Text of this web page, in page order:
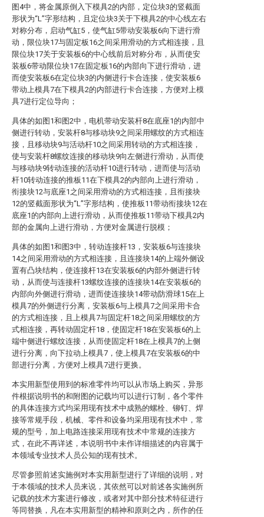
图4中，将金属原倒入下模具2的内部，定位块3的竖截面
形状为“L”字形结构，且定位块3关于下模具2的中心线左右
对称分布，启动气缸5，使气缸5带动安装板6向下进行滑
动，限位块17与固定板16之间采用滑动的方式相连接，且
限位块17关于安装板6的中心线前后对称分布，从而使安
装板6带动限位块17在固定板16的内部向下进行滑动，进
而使安装板6在定位块3的内侧进行卡合连接，使安装板6
带动上模具7在下模具2的内部进行卡合连接，方便对上模
具7进行定位导向；
具体的如图1和图2中，电机带动安装杆8在底座1的内部中
侧进行转动，安装杆8与移动块9之间采用螺纹的方式相连
接，且移动块9与活动杆10之间采用转动的方式相连接，
使与安装杆8螺纹连接的移动块9向左侧进行滑动，从而使
与移动块9转动连接的活动杆10进行转动，进而使与活动
杆10转动连接的推板11在下模具2的内部向上进行滑动，
衔接块12与底座1之间采用滑动的方式相连接，且衔接块
12的竖截面形状为“L”字形结构，使推板11带动衔接块12在
底座1的内部向上进行滑动，从而使推板11带动下模具2内
部的金属向上进行滑动，方便对金属进行脱模；
具体的如图1和图3中，转动连接杆13，安装板6与连接块
14之间采用滑动的方式相连接，且连接块14的上端外侧设
置有凸块结构，使连接杆13在安装板6的内部外侧进行转
动，从而使与连接杆13螺纹连接的连接块14在安装板6的
内部向外侧进行滑动，进而使连接块14带动防滑球15在上
模具7的外侧进行分离，安装板6与上模具7之间采用卡合
的方式相连接，且上模具7与固定杆18之间采用螺纹的方
式相连接，再转动固定杆18，使固定杆18在安装板6的上
端中侧进行螺纹连接，从而使固定杆18在上模具7的上侧
进行分离，向下拉动上模具7，使上模具7在安装板6的中
部进行分离，方便对上模具7进行更换。
本实用新型使用到的标准零件均可以从市场上购买，异形
件根据说明书的和附图的记载均可以进行订制，各个零件
的具体连接方式均采用现有技术中成熟的螺栓、铆钉、焊
接等常规手段，机械、零件和设备均采用现有技术中，常
规的型号，加上电路连接采用现有技术中常规的连接方
式，在此不再详述，本说明书中未作详细描述的内容属于
本领域专业技术人员公知的现有技术。
尽管参照前述实施例对本实用新型进行了详细的说明，对
于本领域的技术人员来说，其依然可以对前述各实施例所
记载的技术方案进行修改，或者对其中部分技术特征进行
等同替换，凡在本实用新型的精神和原则之内，所作的任